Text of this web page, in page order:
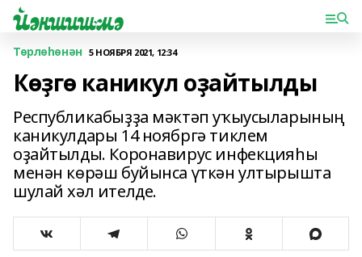
Төрлөһөнән 5 НОЯБРЯ 2021, 12:34
Көҙгө каникул оҙайтылды
Республикабыҙҙа мәктәп уҡыусыларының
каникулдары 14 ноябргә тиклем
оҙайтылды. Коронавирус инфекцияһы
менән көрәш буйынса үткән ултырышта
шулай хәл ителде.